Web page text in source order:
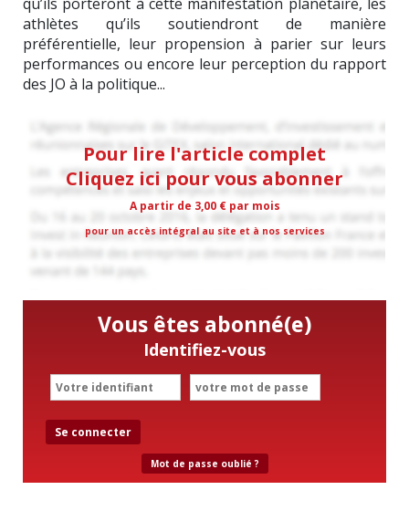
athlètes qu’ils soutiendront de manière
préférentielle, leur propension à parier sur leurs
performances ou encore leur perception du rapport
des JO à la politique...
Pour lire l'article complet
Cliquez ici pour vous abonner
A partir de 3,00 € par mois
pour un accès intégral au site et à nos services
Vous êtes abonné(e)
Identifiez-vous
Se connecter
Mot de passe oublié ?